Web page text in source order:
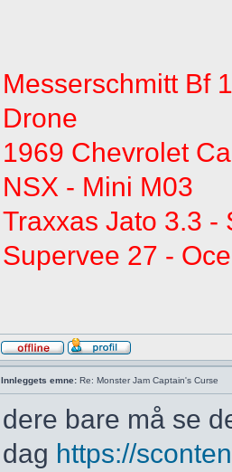
Messerschmitt Bf
Drone
1969 Chevrolet
NSX - Mini M03
Traxxas Jato 3.3 -
Supervee 27 -
Innleggets emne: Re: Monster Jam Captain's Curse
dere bare må se
dag https://